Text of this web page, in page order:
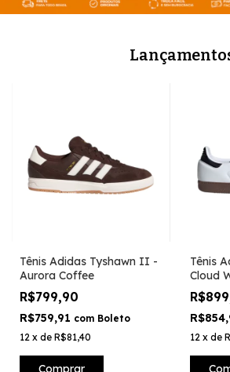
Tênis Adidas Tyshawn II -
Aurora Coffee
R$799,90
R$759,91 com Boleto
12 x de R$81,40
Comprar
Tênis
Cloud
Clear
12 x de